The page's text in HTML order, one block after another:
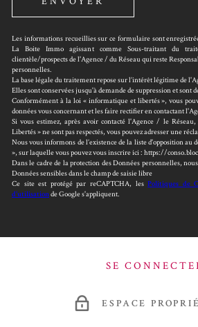
Les informations recueillies sur ce formulaire sont
La Boite Immo agissant comme Sous-traitant du
clientèle/prospects de l'Agence / du Réseau qui reste
personnelles.
La base légale du traitement repose sur l’intérêt légitime de
Elles sont conservées jusqu'à demande de suppression et sont
Conformément à la loi « informatique et libertés », vous
données vous concernant et les faire rectifier en contactant
Si vous estimez, après avoir contacté l'Agence / le
Libertés » ne sont pas respectés, vous pouvez adresser une
Nous vous informons de l’existence de la liste d'opposition au
», sur laquelle vous pouvez vous inscrire ici : https://
Dans le cadre de la protection des Données personnelles,
Données sensibles dans le champ de saisie libre
Ce site est protégé par reCAPTCHA, lesPolitiques de
d'utilisationde Google s'appliquent.
SE
ESPACE